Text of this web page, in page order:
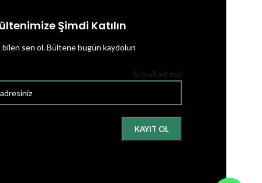
Şimdi Katılın
bilen sen ol.Bültene bugün kaydolun
E-mail adresi: